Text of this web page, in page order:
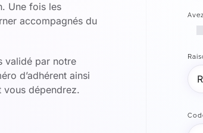
Une fois les
accompagnés du
validé par notre
d’adhérent ainsi
vous dépendrez.